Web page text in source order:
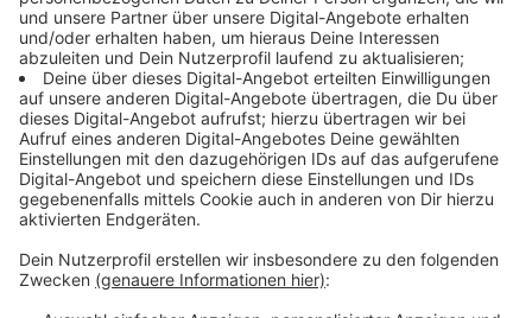
zum Corona-Virus nach wie vor die Hotline des
Kreisgesundheitsamtes. Das erreicht ihr unter der
Nummer02104 / 99 35 35(montags bis freitags von 8
bis 17 Uhr und samstags und sonntags von 10 bis 13
Uhr).
Anzeige